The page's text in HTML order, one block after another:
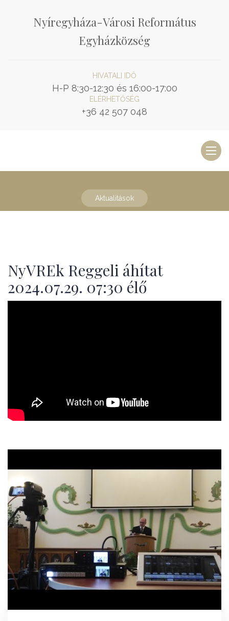
Nyíregyháza-Városi Református
Egyházközség
HIVATALI IDŐ
H-P 8:30-12:30 és 16:00-17:00
ELÉRHETŐSÉG
+36 42 507 048
Aktualitások
NyVREk Reggeli áhítat
2024.07.29. 07:30 élő